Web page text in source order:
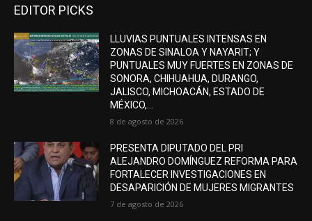
EDITOR PICKS
LLUVIAS PUNTUALES INTENSAS EN
ZONAS DE SINALOA Y NAYARIT; Y
PUNTUALES MUY FUERTES EN ZONAS DE
SONORA, CHIHUAHUA, DURANGO,
JALISCO, MICHOACÁN, ESTADO DE
MÉXICO,...
8 de agosto de 2026
PRESENTA DIPUTADO DEL PRI
ALEJANDRO DOMÍNGUEZ REFORMA PARA
FORTALECER INVESTIGACIONES EN
DESAPARICIÓN DE MUJERES MIGRANTES
7 de agosto de 2026